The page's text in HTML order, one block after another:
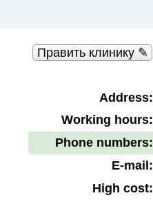
Править клинику ✎
Address:
Working hours:
Phone numbers:
E-mail:
High cost: